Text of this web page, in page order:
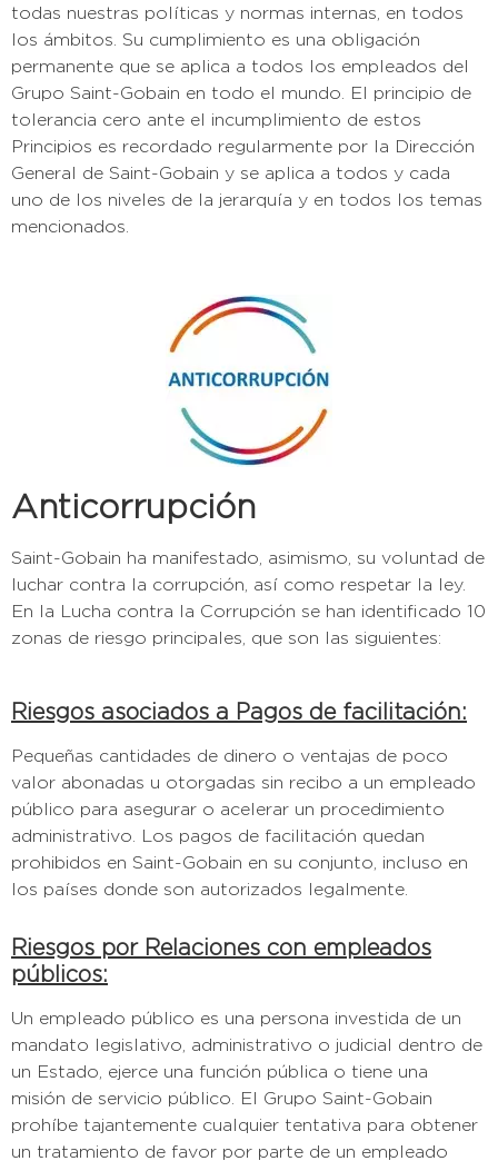
todas nuestras políticas y normas internas, en todos
los ámbitos. Su cumplimiento es una obligación
permanente que se aplica a todos los empleados del
Grupo Saint-Gobain en todo el mundo. El principio de
tolerancia cero ante el incumplimiento de estos
Principios es recordado regularmente por la Dirección
General de Saint-Gobain y se aplica a todos y cada
uno de los niveles de la jerarquía y en todos los temas
mencionados
Anticorrupción
Saint-Gobain ha manifestado, asimismo, su voluntad de
luchar contra la corrupción, así como respetar la ley.
En la Lucha contra la Corrupción se han identificado 10
zonas de riesgo principales, que son las siguientes:
Riesgos asociados a Pagos de facilitación:
Pequeñas cantidades de dinero o ventajas de poco
valor abonadas u otorgadas sin recibo a un empleado
público para asegurar o acelerar un procedimiento
administrativo. Los pagos de facilitación quedan
prohibidos en Saint-Gobain en su conjunto, incluso en
los países donde son autorizados legalmente.
Riesgos por Relaciones con empleados
públicos:
Un empleado público es una persona investida de un
mandato legislativo, administrativo o judicial dentro de
un Estado, ejerce una función pública o tiene una
misión de servicio público. El Grupo Saint-Gobain
prohíbe tajantemente cualquier tentativa para obtener
un tratamiento de favor por parte de un empleado